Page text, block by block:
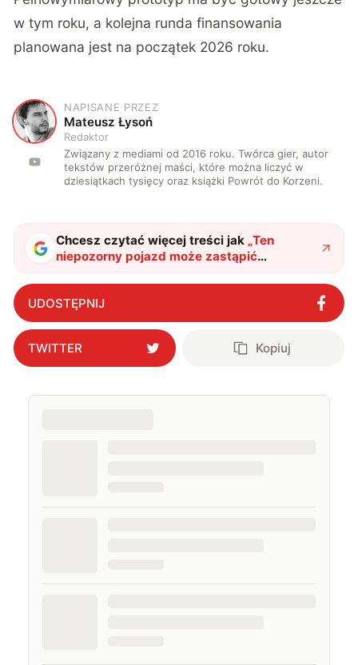
w tym roku, a kolejna runda finansowania
planowana jest na początek 2026 roku.
M
NAPISANE PRZEZ
Mateusz Łysoń
Redaktor
Związany z mediami od 2016 roku. Twórca gier, autor
tekstów przeróżnej maści, które można liczyć w
dziesiątkach tysięcy oraz książki Powrót do Korzeni.
Chcesz czytać więcej treści jak „Ten
niepozorny pojazd może zastąpić
helikoptery wojskowe. Zaskakujący projekt
z Litwy"?
UDOSTĘPNIJ
TWITTER Kopiuj